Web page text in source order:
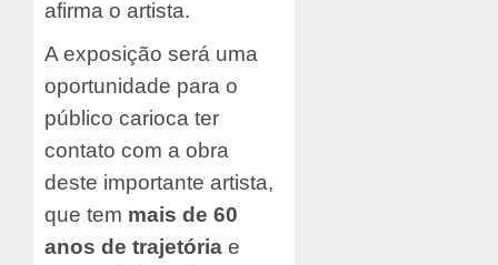
afirma o artista.
A exposição será uma
oportunidade para o
público carioca ter
contato com a obra
deste importante artista,
que tem mais de 60
anos de trajetória e